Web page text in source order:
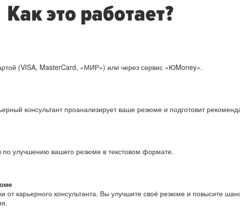
Как это работает?
(VISA, MasterCard, «МИР») или через сервис «ЮMoney».
консультант проанализирует ваше резюме и подготовит
по улучшению вашего резюме в текстовом формате.
от карьерного консультанта. Вы улучшите своё резюме и повысите